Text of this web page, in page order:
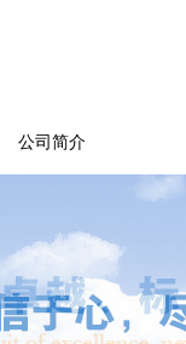
公司简介